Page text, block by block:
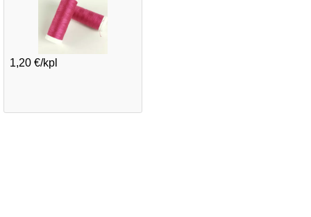
1,20 €/kpl